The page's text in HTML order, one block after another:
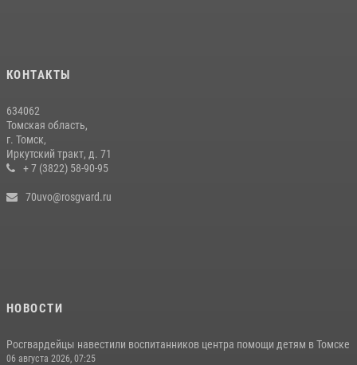
КОНТАКТЫ
634062
Томская область,
г. Томск,
Иркутский тракт, д. 71
+ 7 (3822) 58-90-95
70uvo@rosgvard.ru
НОВОСТИ
Росгвардейцы навестили воспитанников центра помощи детям в Томске
06 августа 2026, 07:25